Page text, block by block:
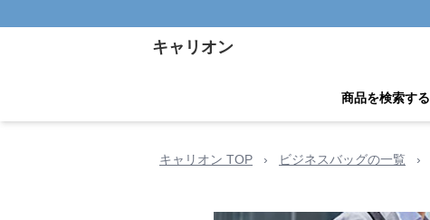
キャリオン
商品を検索する
キャリオン TOP › ビジネスバッグの一覧 ›